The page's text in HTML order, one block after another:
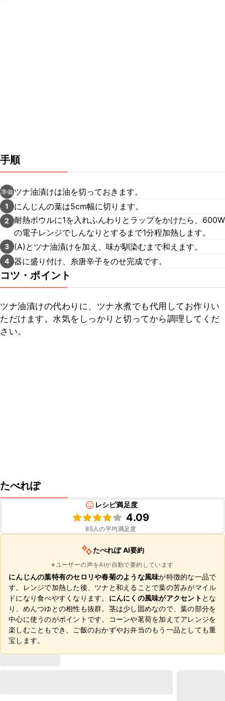
手順
準備 ツナ油漬けは油を切っておきます。
1 にんじんの葉は5cm幅に切ります。
2
耐熱ボウルに1を入れふんわりとラップをかけたら、600W
の電子レンジでしんなりとするまで1分程加熱します。
3 (A)とツナ油漬けを加え、味が馴染むまで和えます。
4 器に盛り付け、糸唐辛子をのせ完成です。
コツ・ポイント
ツナ油漬けの代わりに、ツナ水煮でも代用してお作りい
ただけます。水気をしっかりと切ってから調理してくだ
さい。
たべれぽ
レシピ満足度
4.09
85人の平均満足度
たべれぽ AI要約
※ユーザーの声をAIが自動で要約しています
にんじんの葉特有のセロリや春菊のような風味が特徴的な一品で
す。レンジで加熱した後、ツナと和えることで葉の苦みがマイル
ドになり食べやすくなります。 にんにくの風味がアクセント とな
り、めんつゆとの相性も抜群。茎は少し固めなので、葉の部分を
中心に使うのがポイントです。コーンや茗荷を加えてアレンジを
楽しむこともでき、ご飯のおかずやお弁当のもう一品としても重
宝します。